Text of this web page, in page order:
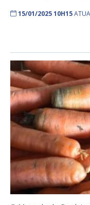
15/01/2025 10H15